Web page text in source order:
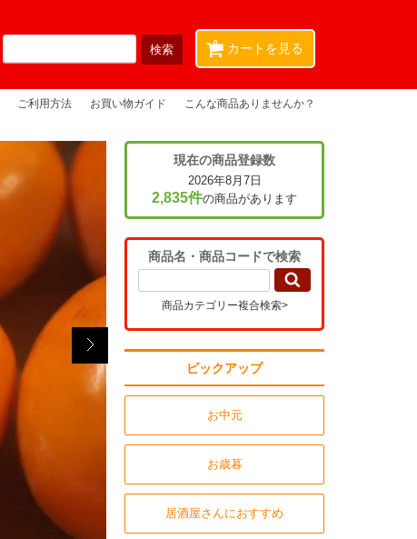
カートを見る
0
ご利用方法 お買い物ガイド こんな商品ありませんか？
現在の商品登録数
2026年8月7日
2,835件の商品があります
商品名・商品コードで検索
商品カテゴリー複合検索>
ピックアップ
お中元
お歳暮
居酒屋さんにおすすめ